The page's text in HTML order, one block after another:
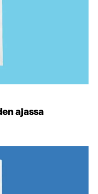
ajassa